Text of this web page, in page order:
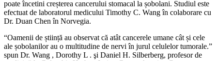
poate încetini creșterea cancerului stomacal la șobolani. Studiul este
efectuat de laboratorul medicului Timothy C. Wang în colaborare cu
Dr. Duan Chen în Norvegia.
“Oamenii de știință au observat că atât cancerele umane cât și cele
ale șobolanilor au o multitudine de nervi în jurul celulelor tumorale.”
spun Dr. Wang , Dorothy L . şi Daniel H. Silberberg, profesor de